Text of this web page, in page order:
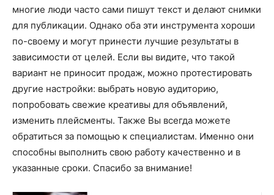
многие люди часто сами пишут текст и делают снимки
для публикации. Однако оба эти инструмента хороши
по-своему и могут принести лучшие результаты в
зависимости от целей. Если вы видите, что такой
вариант не приносит продаж, можно протестировать
другие настройки: выбрать новую аудиторию,
попробовать свежие креативы для объявлений,
изменить плейсменты. Также Вы всегда можете
обратиться за помощью к специалистам. Именно они
способны выполнить свою работу качественно и в
указанные сроки. Спасибо за внимание!